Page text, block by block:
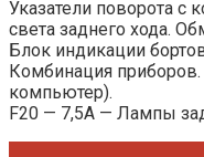
Указатели поворота
света заднего хода.
Блок индикации
Комбинация
компьютер).
F20 — 7,5А — Лампы